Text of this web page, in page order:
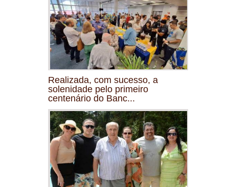
Realizada, com sucesso, a
solenidade pelo primeiro
centenário do Banc...